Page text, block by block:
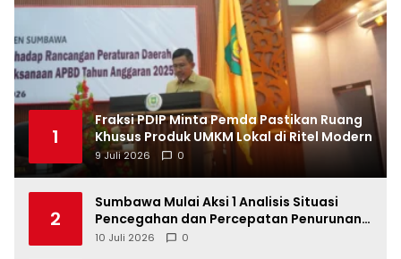
1
Fraksi PDIP Minta Pemda Pastikan Ruang
Khusus Produk UMKM Lokal di Ritel Modern
9 Juli 2026 0
2
Sumbawa Mulai Aksi 1 Analisis Situasi
Pencegahan dan Percepatan Penurunan
Stunting Tahun 2026
10 Juli 2026 0